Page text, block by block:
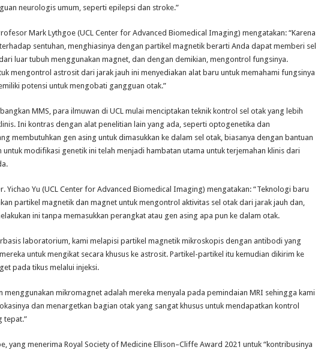
neurologis umum, seperti epilepsi dan stroke.”
Mark Lythgoe (UCL Center for Advanced Biomedical Imaging) mengatakan: “Karena
sentuhan, menghiasinya dengan partikel magnetik berarti Anda dapat memberi sel
luar tubuh menggunakan magnet, dan dengan demikian, mengontrol fungsinya.
mengontrol astrosit dari jarak jauh ini menyediakan alat baru untuk memahami fungsinya
potensi untuk mengobati gangguan otak.”
MMS, para ilmuwan di UCL mulai menciptakan teknik kontrol sel otak yang lebih
Ini kontras dengan alat penelitian lain yang ada, seperti optogenetika dan
membutuhkan gen asing untuk dimasukkan ke dalam sel otak, biasanya dengan bantuan
untuk modifikasi genetik ini telah menjadi hambatan utama untuk terjemahan klinis dari
Yichao Yu (UCL Center for Advanced Biomedical Imaging) mengatakan: “Teknologi baru
partikel magnetik dan magnet untuk mengontrol aktivitas sel otak dari jarak jauh dan,
ini tanpa memasukkan perangkat atau gen asing apa pun ke dalam otak.
laboratorium, kami melapisi partikel magnetik mikroskopis dengan antibodi yang
untuk mengikat secara khusus ke astrosit. Partikel-partikel itu kemudian dikirim ke
pada tikus melalui injeksi.
menggunakan mikromagnet adalah mereka menyala pada pemindaian MRI sehingga kami
dan menargetkan bagian otak yang sangat khusus untuk mendapatkan kontrol
tepat.”
yang menerima Royal Society of Medicine Ellison–Cliffe Award 2021 untuk “kontribusinya